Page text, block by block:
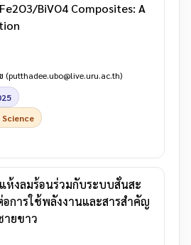
BiVO4 Composites: A
(putthadee.ubo@live.uru.ac.th)
ห้งลมร้อนร่วมกับระบบสั่นสะ
การใช้พลังงานและสารสำคัญ
ายขาว